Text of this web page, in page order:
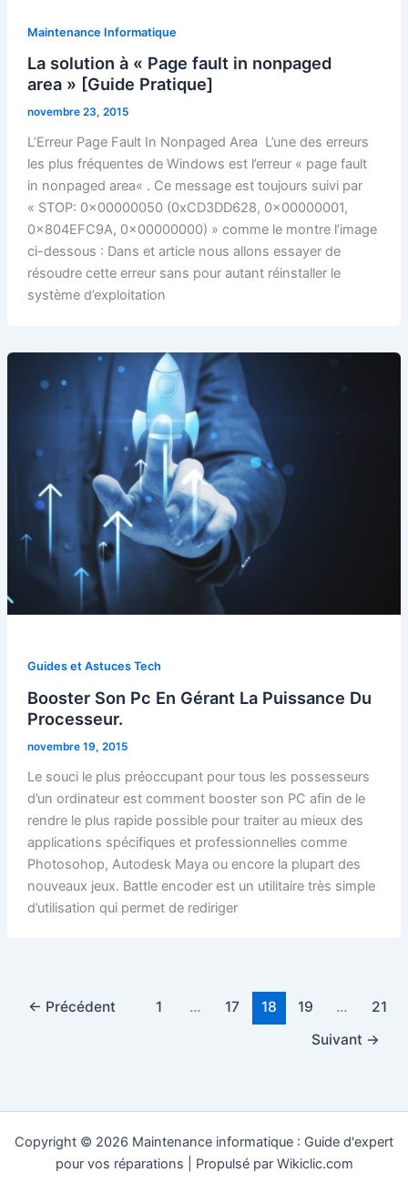
Maintenance Informatique
La solution à « Page fault in nonpaged
area » [Guide Pratique]
novembre 23, 2015
L’Erreur Page Fault In Nonpaged Area L’une des erreurs
les plus fréquentes de Windows est l’erreur « page fault
in nonpaged area« . Ce message est toujours suivi par
« STOP: 0x00000050 (0xCD3DD628, 0x00000001,
0x804EFC9A, 0x00000000) » comme le montre l’image
ci-dessous : Dans et article nous allons essayer de
résoudre cette erreur sans pour autant réinstaller le
système d’exploitation
Guides et Astuces Tech
Booster Son Pc En Gérant La Puissance Du
Processeur.
novembre 19, 2015
Le souci le plus préoccupant pour tous les possesseurs
d’un ordinateur est comment booster son PC afin de le
rendre le plus rapide possible pour traiter au mieux des
applications spécifiques et professionnelles comme
Photosohop, Autodesk Maya ou encore la plupart des
nouveaux jeux. Battle encoder est un utilitaire très simple
d’utilisation qui permet de rediriger
← Précédent 1 … 17 18 19 …
21
Suivant →
Copyright © 2026 Maintenance informatique : Guide d'expert
pour vos réparations | Propulsé par Wikiclic.com